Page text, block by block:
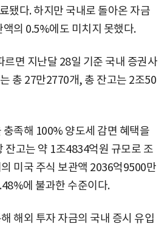
됐다. 하지만 국내로 돌아온 자금
의 0.5%에도 미치지 못했다.
르면 지난달 28일 기준 국내 증권사
총 27만2770개, 총 잔고는 2조50
충족해 100% 양도세 감면 혜택을
잔고는 약 1조4834억원 규모로 조
미국 주식 보관액 2036억9500만
에 불과한 수준이다.
해외 투자 자금의 국내 증시 유입